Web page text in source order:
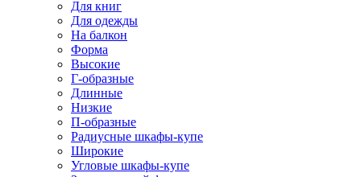
Для книг
Для одежды
На балкон
Форма
Высокие
Г-образные
Длинные
Низкие
П-образные
Радиусные шкафы-купе
Широкие
Угловые шкафы-купе